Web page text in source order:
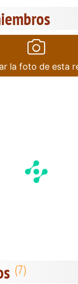
la foto de esta